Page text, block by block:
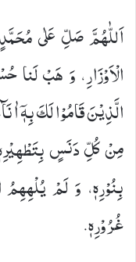
اَللّٰهُمَّ صَلِّ عَلٰى
الْاَوْزَارِ، وَ هَبْ لَنا
الَّذِیْنَ قَامُوْا لَكَ بِهٖۤ
مِنْ كُلِّ دَنَسٍ
بِنُوْرِهٖ، وَ لَمْ
غُرُوْرِهٖ.